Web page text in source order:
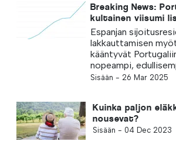
Breaking News:
kultainen viisumi
Espanja sulkee
Espanjan
lakkauttamisen
kääntyvät
nopeampi,
Sisään - 26 Mar 2025
Kuinka paljon
nousevat?
Sisään - 04 Dec 2023